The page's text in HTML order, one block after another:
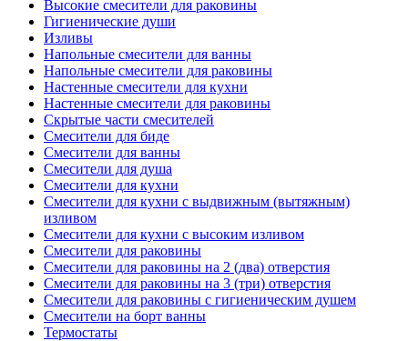
Высокие смесители для раковины
Гигиенические души
Изливы
Напольные смесители для ванны
Напольные смесители для раковины
Настенные смесители для кухни
Настенные смесители для раковины
Скрытые части смесителей
Смесители для биде
Смесители для ванны
Смесители для душа
Смесители для кухни
Смесители для кухни с выдвижным (вытяжным)
изливом
Смесители для кухни с высоким изливом
Смесители для раковины
Смесители для раковины на 2 (два) отверстия
Смесители для раковины на 3 (три) отверстия
Смесители для раковины с гигиеническим душем
Смесители на борт ванны
Термостаты